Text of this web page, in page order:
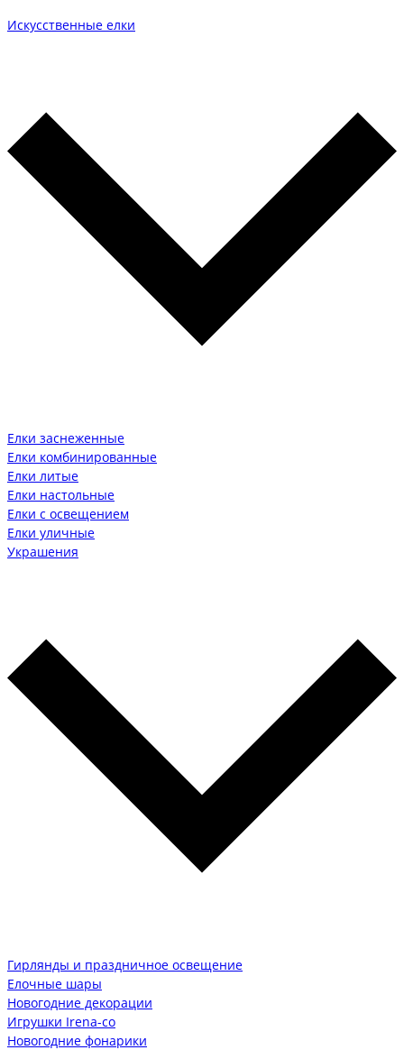
Искусственные елки
Елки заснеженные
Елки комбинированные
Елки литые
Елки настольные
Елки с освещением
Елки уличные
Украшения
Гирлянды и праздничное освещение
Елочные шары
Новогодние декорации
Игрушки Irena-co
Новогодние фонарики